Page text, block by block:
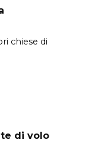
chiese di
di volo